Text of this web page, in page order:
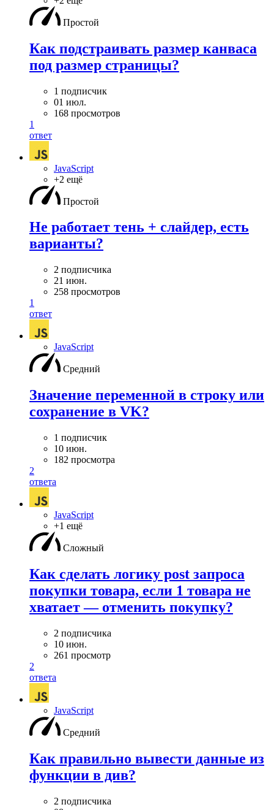
Простой
Как подстраивать размер канваса
под размер страницы?
1 подписчик
01 июл.
168 просмотров
1
ответ
JavaScript
+2 ещё
Простой
Не работает тень + слайдер, есть
варианты?
2 подписчика
21 июн.
258 просмотров
1
ответ
JavaScript
Средний
Значение переменной в строку или
сохранение в VK?
1 подписчик
10 июн.
182 просмотра
2
ответа
JavaScript
+1 ещё
Сложный
Как сделать логику post запроса
покупки товара, если 1 товара не
хватает — отменить покупку?
2 подписчика
10 июн.
261 просмотр
2
ответа
JavaScript
Средний
Как правильно вывести данные из
функции в див?
2 подписчика